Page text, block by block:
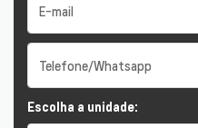
Escolha a unidade: